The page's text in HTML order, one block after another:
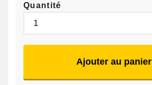
Quantité
Ajouter au panier